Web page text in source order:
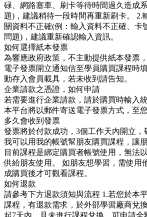
碌、網路塞車、刷卡等待時間過久造成
題)，建議稍待一段時間再重新刷卡。 2.
關資料不正確(例：輸入資料不正確、卡
問題)，建議重新確認輸入資訊。
如何選擇紙本發票
為響應政府政策，不主動提供紙本發票
電子發票開立通知信至學員購買課程時
動存入會員載具，若未收到請告知。
企業請款之憑證，如何申請
若需要進行企業請款，請於購買時輸入
本平台將以郵件寄送電子發票方式，至
多久會收到發票
發票將於付款成功，3個工作天內開立，
我可以用我的帳號幫朋友購買課程，讓
目前課程是綁定購買者帳號使用，無法
供給朋友使用。 如朋友想學習，需使用
成購買後才可觀看課程。
如何退款
請參考下方退款須知與流程 1.若您於本
課程，有退款需求，於外部學習廠商兌
起7天內，且未進行課程兌換，可申請全